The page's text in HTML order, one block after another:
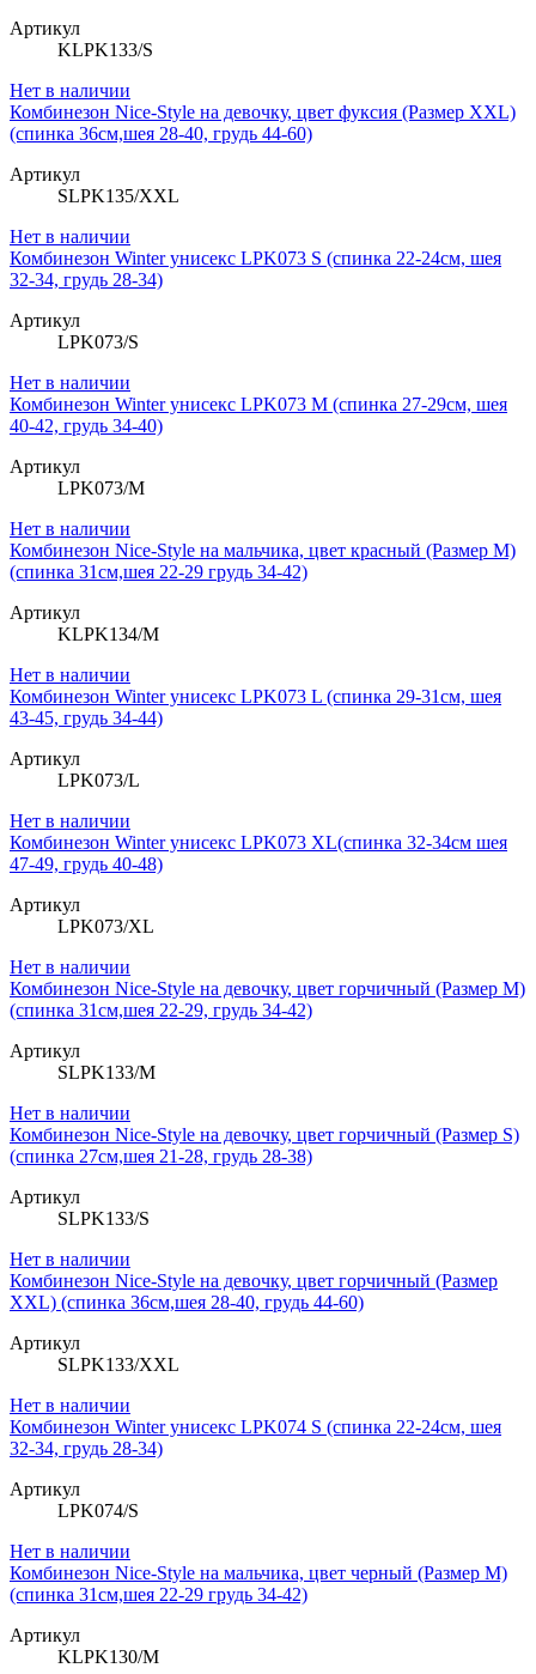
Артикул
KLPK133/S
Нет в наличии
Комбинезон Niсe-Style на девочку, цвет фуксия (Размер XXL)
(спинка 36см,шея 28-40, грудь 44-60)
Артикул
SLPK135/XXL
Нет в наличии
Комбинезон Winter унисекс LPK073 S (спинка 22-24см, шея
32-34, грудь 28-34)
Артикул
LPK073/S
Нет в наличии
Комбинезон Winter унисекс LPK073 M (спинка 27-29см, шея
40-42, грудь 34-40)
Артикул
LPK073/M
Нет в наличии
Комбинезон Niсe-Style на мальчика, цвет красный (Размер M)
(спинка 31см,шея 22-29 грудь 34-42)
Артикул
KLPK134/M
Нет в наличии
Комбинезон Winter унисекс LPK073 L (спинка 29-31см, шея
43-45, грудь 34-44)
Артикул
LPK073/L
Нет в наличии
Комбинезон Winter унисекс LPK073 XL(спинка 32-34см шея
47-49, грудь 40-48)
Артикул
LPK073/XL
Нет в наличии
Комбинезон Niсe-Style на девочку, цвет горчичный (Размер M)
(спинка 31см,шея 22-29, грудь 34-42)
Артикул
SLPK133/M
Нет в наличии
Комбинезон Niсe-Style на девочку, цвет горчичный (Размер S)
(спинка 27см,шея 21-28, грудь 28-38)
Артикул
SLPK133/S
Нет в наличии
Комбинезон Niсe-Style на девочку, цвет горчичный (Размер
XXL) (спинка 36см,шея 28-40, грудь 44-60)
Артикул
SLPK133/XXL
Нет в наличии
Комбинезон Winter унисекс LPK074 S (спинка 22-24см, шея
32-34, грудь 28-34)
Артикул
LPK074/S
Нет в наличии
Комбинезон Niсe-Style на мальчика, цвет черный (Размер M)
(спинка 31см,шея 22-29 грудь 34-42)
Артикул
KLPK130/M